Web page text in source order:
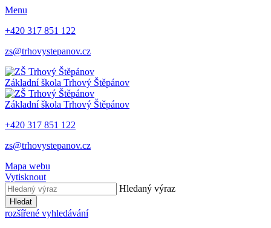
Menu
+420 317 851 122
zs@trhovystepanov.cz
Základní škola Trhový Štěpánov
Základní škola Trhový Štěpánov
+420 317 851 122
zs@trhovystepanov.cz
Mapa webu
Vytisknout
Hledaný výraz
Hledat
rozšířené vyhledávání